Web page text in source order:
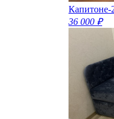
Капитоне-
36 000 ₽